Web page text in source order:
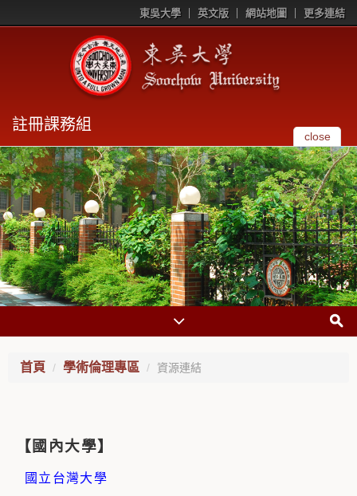
東吳大學 英文版 網站地圖 更多連結
註冊課務組
close
首頁 學術倫理專區 資源連結
【國內大學】
國立台灣大學